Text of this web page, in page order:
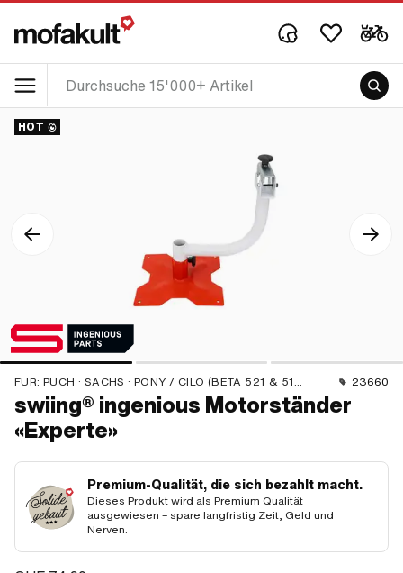
HOT
FÜR: PUCH · SACHS · PONY / CILO (BETA 521 & 512) · PIAGGIO · ZÜNDAPP BELMONDO · DKW · KREIDLER 23660
swiing® ingenious Motorständer
«Experte»
Premium-Qualität, die sich bezahlt macht.
Dieses Produkt wird als Premium Qualität
ausgewiesen – spare langfristig Zeit, Geld und
Nerven.